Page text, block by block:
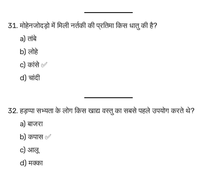
मोहेनजोदड़ो में मिली नर्तकी की प्रतिमा किस धातु की है?
a) तांबे
b) लोहे
c) कांसे ✅
d) चांदी
हड़प्पा सभ्यता के लोग किस खाद्य वस्तु का सबसे पहले उपयोग करते थे?
a) बाजरा
b) कपास ✅
c) आलू
d) मक्का